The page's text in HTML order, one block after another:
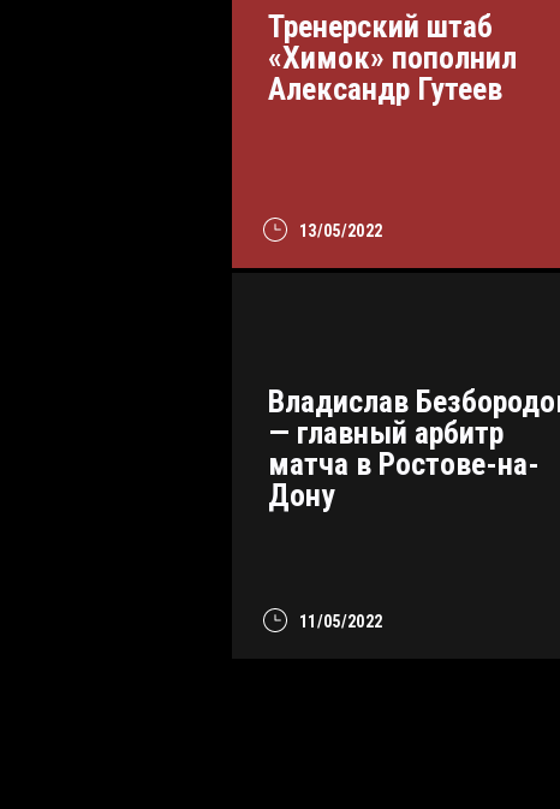
13/05/2022
Тренерский штаб
«Химок» пополнил
Александр Гутеев
11/05/2022
Владислав
— главный арбитр
матча в Ростове-на-
Дону